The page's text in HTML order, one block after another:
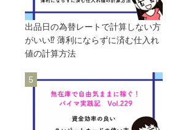
出品日の為替レートで計算しない方
がいい⁉︎ 薄利にならずに済む仕入れ
値の計算方法